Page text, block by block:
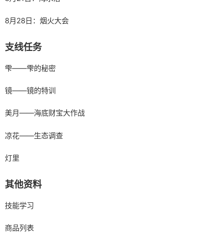
8月28日：烟火大会
支线任务
雫——雫的秘密
镜——镜的特训
美月——海底财宝大作战
凉花——生态调查
灯里
其他资料
技能学习
商品列表